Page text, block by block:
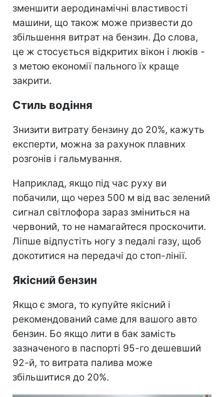
зменшити аеродинамічні властивості
машини, що також може призвести до
збільшення витрат на бензин. До слова,
це ж стосується відкритих вікон і люків -
з метою економії пального їх краще
закрити.
Стиль водіння
Знизити витрату бензину до 20%, кажуть
експерти, можна за рахунок плавних
розгонів і гальмування.
Наприклад, якщо під час руху ви
побачили, що через 500 м від вас зелений
сигнал світлофора зараз зміниться на
червоний, то не намагайтеся проскочити.
Ліпше відпустіть ногу з педалі газу, щоб
докотитися на передачі до стоп-лінії.
Якісний бензин
Якщо є змога, то купуйте якісний і
рекомендований саме для вашого авто
бензин. Бо якщо лити в бак замість
зазначеного в паспорті 95-го дешевший
92-й, то витрата палива може
збільшитися до 20%.